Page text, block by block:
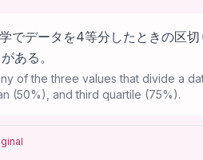
でデータを4等分したときの区
ある。
of the three values that divide a
(50%), and third quartile (75%).